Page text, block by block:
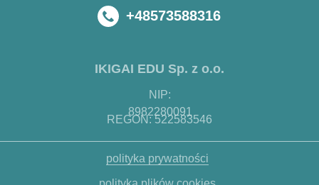
NIP:
8982280091
+48573588316
REGON: 522583546
polityka prywatności
IKIGAI EDU Sp. z o.o.